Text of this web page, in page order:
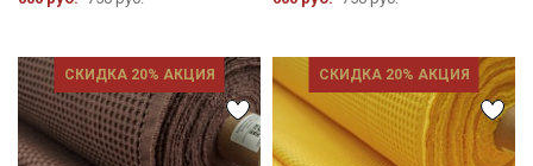
СКИДКА 20% АКЦИЯ СКИДКА 20% АКЦИЯ